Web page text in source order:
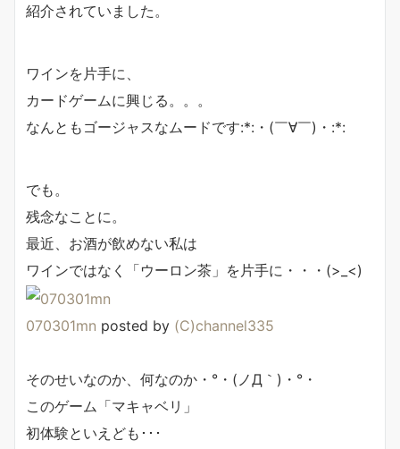
紹介されていました。
ワインを片手に、
カードゲームに興じる。。。
なんともゴージャスなムードです:*:・(￣∀￣)・:*:
でも。
残念なことに。
最近、お酒が飲めない私は
ワインではなく「ウーロン茶」を片手に・・・(>_<)
070301mn posted by (C)channel335
そのせいなのか、何なのか・°・(ノД｀)・°・
このゲーム「マキャベリ」
初体験といえども･･･